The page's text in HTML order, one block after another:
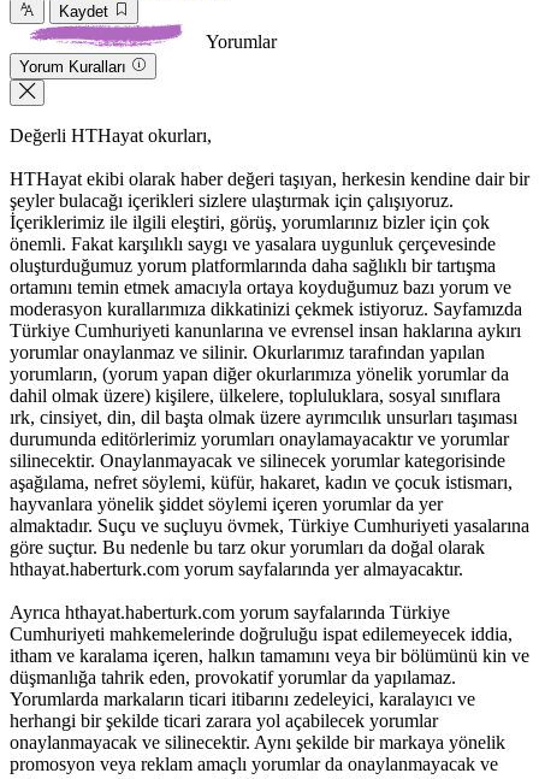
Kaydet
Yorumlar
Yorum Kuralları
Değerli HTHayat okurları,
HTHayat ekibi olarak haber değeri taşıyan, herkesin kendine dair bir
şeyler bulacağı içerikleri sizlere ulaştırmak için çalışıyoruz.
İçeriklerimiz ile ilgili eleştiri, görüş, yorumlarınız bizler için çok
önemli. Fakat karşılıklı saygı ve yasalara uygunluk çerçevesinde
oluşturduğumuz yorum platformlarında daha sağlıklı bir tartışma
ortamını temin etmek amacıyla ortaya koyduğumuz bazı yorum ve
moderasyon kurallarımıza dikkatinizi çekmek istiyoruz. Sayfamızda
Türkiye Cumhuriyeti kanunlarına ve evrensel insan haklarına aykırı
yorumlar onaylanmaz ve silinir. Okurlarımız tarafından yapılan
yorumların, (yorum yapan diğer okurlarımıza yönelik yorumlar da
dahil olmak üzere) kişilere, ülkelere, topluluklara, sosyal sınıflara
ırk, cinsiyet, din, dil başta olmak üzere ayrımcılık unsurları taşıması
durumunda editörlerimiz yorumları onaylamayacaktır ve yorumlar
silinecektir. Onaylanmayacak ve silinecek yorumlar kategorisinde
aşağılama, nefret söylemi, küfür, hakaret, kadın ve çocuk istismarı,
hayvanlara yönelik şiddet söylemi içeren yorumlar da yer
almaktadır. Suçu ve suçluyu övmek, Türkiye Cumhuriyeti yasalarına
göre suçtur. Bu nedenle bu tarz okur yorumları da doğal olarak
hthayat.haberturk.com yorum sayfalarında yer almayacaktır.
Ayrıca hthayat.haberturk.com yorum sayfalarında Türkiye
Cumhuriyeti mahkemelerinde doğruluğu ispat edilemeyecek iddia,
itham ve karalama içeren, halkın tamamını veya bir bölümünü kin ve
düşmanlığa tahrik eden, provokatif yorumlar da yapılamaz.
Yorumlarda markaların ticari itibarını zedeleyici, karalayıcı ve
herhangi bir şekilde ticari zarara yol açabilecek yorumlar
onaylanmayacak ve silinecektir. Aynı şekilde bir markaya yönelik
promosyon veya reklam amaçlı yorumlar da onaylanmayacak ve